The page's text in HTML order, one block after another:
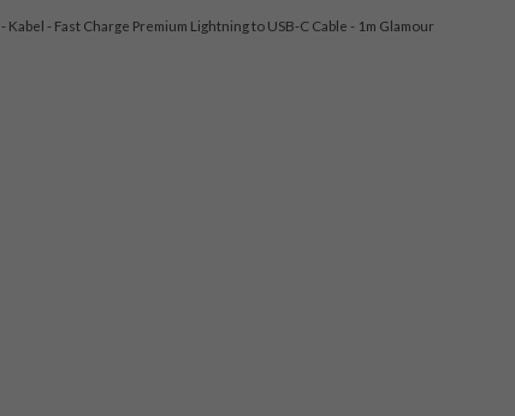
- Kabel - Fast Charge Premium Lightning to USB-C Cable - 1m Glamour